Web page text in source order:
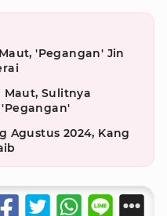
'Pegangan' Jin
Maut, Sulitnya
Agustus 2024, Kang